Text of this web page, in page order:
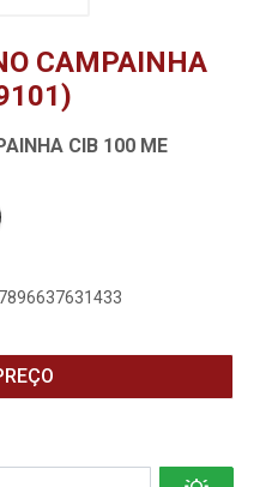
CAMPAINHA
CIB 100 ME